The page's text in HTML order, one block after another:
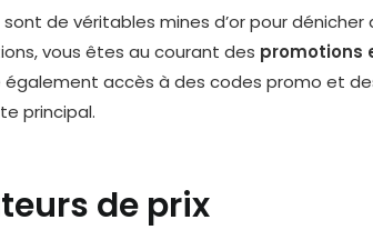
de véritables mines d’or pour dénicher
vous êtes au courant des promotions
accès à des codes promo et
principal.
de prix